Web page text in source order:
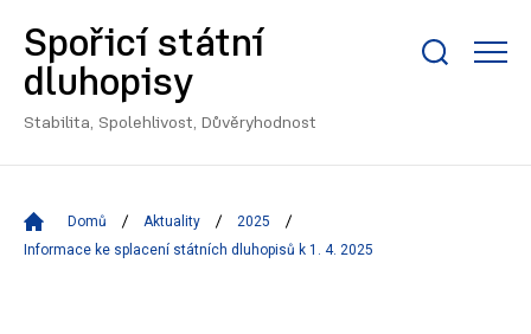
Spořicí státní
dluhopisy
Stabilita, Spolehlivost, Důvěryhodnost
Domů Aktuality
2025
Informace ke splacení státních dluhopisů k 1. 4. 2025